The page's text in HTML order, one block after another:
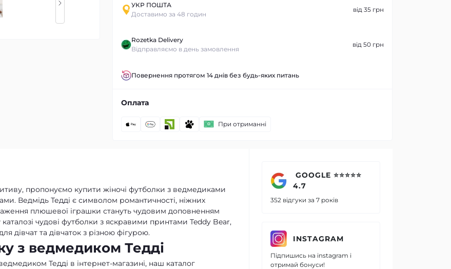
УКР ПОШТА
Доставимо за 48 годин
від 35 грн
Rozetka Delivery
Відправляємо в день замовлення
від 50 грн
Повернення протягом 14 днів без будь-яких питань
Оплата
При отриманні
пропонуємо купити жіночі футболки з ведмедиками
Ведмідь Тедді є символом романтичності, ніжних
плюшевої іграшки стануть чудовим доповненням
чудові футболки з яскравими принтами Teddy Bear,
дівчат та дівчаток з різною фігурою.
з ведмедиком Тедді
Тедді в інтернет-магазині, наш каталог
GOOGLE ⭐⭐⭐⭐⭐
4.7
352 відгуки за 7 років
INSTAGRAM
Підпишись на instagram і
отримай бонуси!